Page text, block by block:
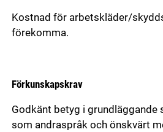
Kostnad för arbetskläder/
förekomma.
Förkunskapskrav
Godkänt betyg i grundläggande
som andraspråk och önskvärt